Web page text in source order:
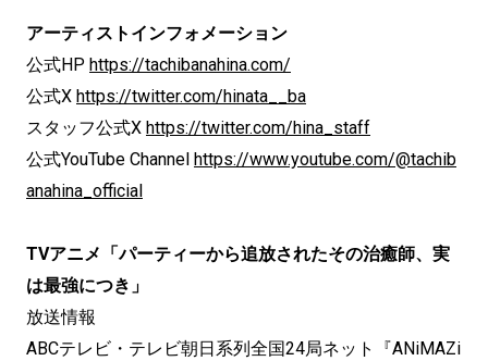
アーティストインフォメーション
公式HP https://tachibanahina.com/
公式X https://twitter.com/hinata__ba
スタッフ公式X https://twitter.com/hina_staff
公式YouTube Channel https://www.youtube.com/@tachib
anahina_official
TVアニメ「パーティーから追放されたその治癒師、実
は最強につき」
放送情報
ABCテレビ・テレビ朝日系列全国24局ネット『ANiMAZi